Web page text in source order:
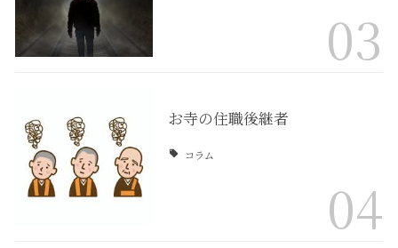
03
お寺の住職後継者
コラム
04